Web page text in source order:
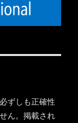
ずしも正確性
ん。掲載され